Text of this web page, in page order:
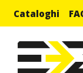
Cataloghi